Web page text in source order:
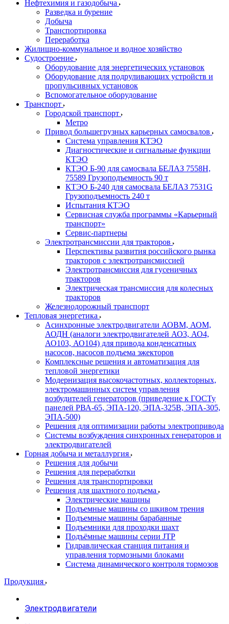
Нефтехимия и газодобыча
Разведка и бурение
Добыча
Транспортировка
Переработка
Жилищно-коммунальное и водное хозяйство
Судостроение
Оборудование для энергетических установок
Оборудование для подруливающих устройств и
пропульсивных установок
Вспомогательное оборудование
Транспорт
Городской транспорт
Метро
Привод большегрузных карьерных самосвалов
Система управления КТЭО
Диагностические и сигнальные функции
КТЭО
КТЭО Б-90 для самосвала БЕЛАЗ 7558H,
75589 Грузоподъемность 90 т
КТЭО Б-240 для самосвала БЕЛАЗ 7531G
Грузоподъемность 240 т
Испытания КТЭО
Сервисная служба программы «Карьерный
транспорт»
Сервис-партнеры
Электротрансмиссии для тракторов
Перспективы развития российского рынка
тракторов с электротрансмиссией
Электротрансмиссия для гусеничных
тракторов
Электрическая трансмиссия для колесных
тракторов
Железнодорожный транспорт
Тепловая энергетика
Асинхронные электродвигатели АОВМ, АОМ,
АОДН (аналоги электродвигателей АО3, АО4,
АО103, АО104) для привода конденсатных
насосов, насосов подъема эжекторов
Комплексные решения и автоматизация для
тепловой энергетики
Модернизация высокочастотных, коллекторных,
электромашинных систем управления
возбудителей генераторов (приведение к ГОСТу
панелей РВА-65, ЭПА-120, ЭПА-325В, ЭПА-305,
ЭПА-500)
Решения для оптимизации работы электропривода
Системы возбуждения синхронных генераторов и
электродвигателей
Горная добыча и металлургия
Решения для добычи
Решения для переработки
Решения для транспортировки
Решения для шахтного подъема
Электрические машины
Подъемные машины со шкивом трения
Подъемные машины барабанные
Подъемники для проходки шахт
Подъёмные машины серии JTP
Гидравлическая станция питания и
управления тормозными блоками
Система динамического контроля тормозов
Продукция
Электродвигатели